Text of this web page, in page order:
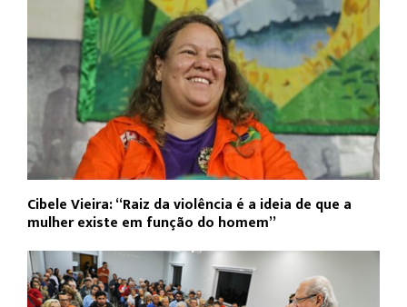
Cibele Vieira: “Raiz da violência é a ideia de que a
mulher existe em função do homem”